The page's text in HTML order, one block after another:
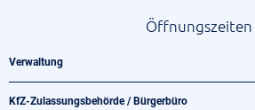
Öffnungszeiten
Verwaltung
KfZ-Zulassungsbehörde / Bürgerbüro